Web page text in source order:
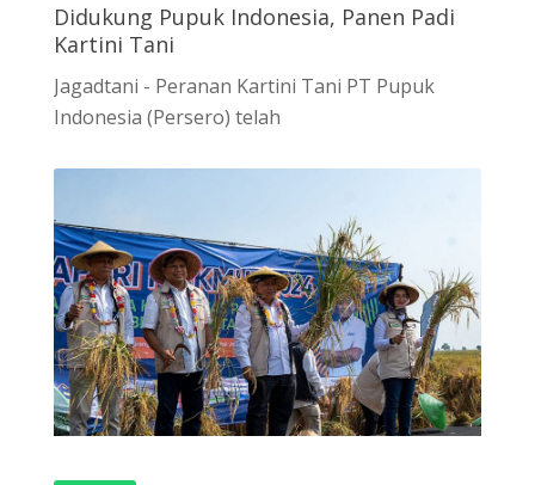
Didukung Pupuk Indonesia, Panen Padi
Kartini Tani
Jagadtani - Peranan Kartini Tani PT Pupuk
Indonesia (Persero) telah